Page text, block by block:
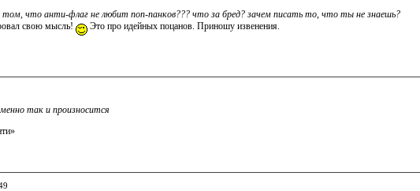
том, что анти-флаг не любит поп-панков??? что за бред? зачем писать то, что ты не знаешь?
свою мысль!
Это про идейных поцанов. Приношу извенения.
так и произносится